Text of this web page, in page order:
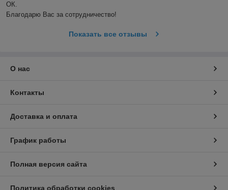
ОК.
Благодарю Вас за сотрудничество!
Показать все отзывы
О нас
Контакты
Доставка и оплата
График работы
Полная версия сайта
Политика обработки cookies